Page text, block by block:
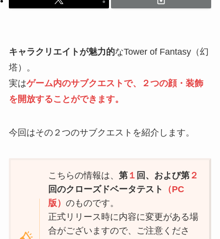
キャラクリエイトが魅力的なTower of Fantasy（幻
塔）。
実はゲーム内のサブクエストで、２つの顔・装飾
を開放することができます。
今回はその２つのサブクエストを紹介します。
こちらの情報は、第 １ 回、および第 ２
回のクローズドベータテスト
（PC
版）のものです。
正式リリース時に内容に変更がある場
合がございますので、ご注意くださ